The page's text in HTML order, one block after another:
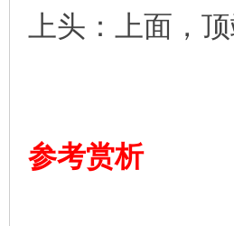
上头：上面，
参考赏析